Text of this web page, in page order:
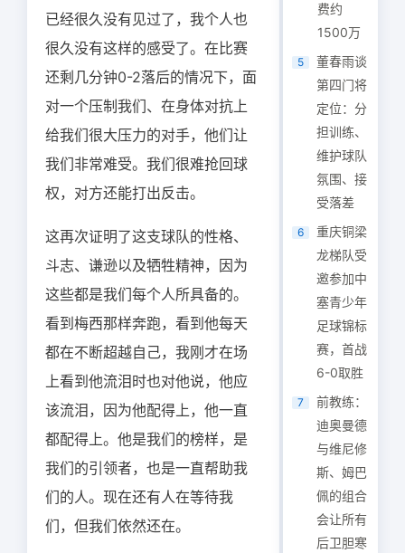
已经很久没有见过了，我个人也
很久没有这样的感受了。在比赛
还剩几分钟0-2落后的情况下，面
对一个压制我们、在身体对抗上
给我们很大压力的对手，他们让
我们非常难受。我们很难抢回球
权，对方还能打出反击。
这再次证明了这支球队的性格、
斗志、谦逊以及牺牲精神，因为
这些都是我们每个人所具备的。
看到梅西那样奔跑，看到他每天
都在不断超越自己，我刚才在场
上看到他流泪时也对他说，他应
该流泪，因为他配得上，他一直
都配得上。他是我们的榜样，是
我们的引领者，也是一直帮助我
们的人。现在还有人在等待我
们，但我们依然还在。
费约
1500万
5
董春雨谈
第四门将
定位：分
担训练、
维护球队
氛围、接
受落差
6
重庆铜梁
龙梯队受
邀参加中
塞青少年
足球锦标
赛，首战
6-0取胜
7
前教练：
迪奥曼德
与维尼修
斯、姆巴
佩的组合
会让所有
后卫胆寒